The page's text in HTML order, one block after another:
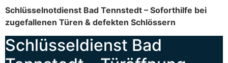
Schlüsselnotdienst Bad Tennstedt – Soforthilfe bei
zugefallenen Türen & defekten Schlössern
Schlüsseldienst Bad